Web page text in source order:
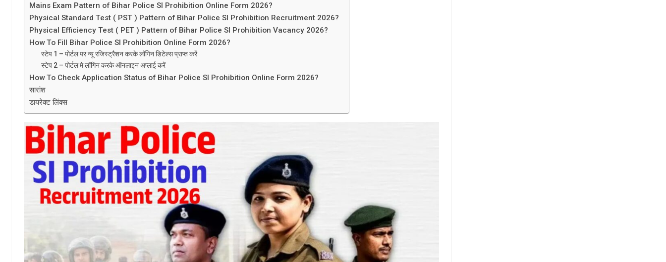
Mains Exam Pattern of Bihar Police SI Prohibition Online Form 2026?
Physical Standard Test ( PST ) Pattern of Bihar Police SI Prohibition Recruitment 2026?
Physical Efficiency Test ( PET ) Pattern of Bihar Police SI Prohibition Vacancy 2026?
How To Fill Bihar Police SI Prohibition Online Form 2026?
स्टेप 1 – पोर्टल पर न्यू रजिस्ट्रैशन करके लॉगिन डिटेल्स प्राप्त करें
स्टेप 2 – पोर्टल मे लॉगिन करके ऑनलाइन अप्लाई करें
How To Check Application Status of Bihar Police SI Prohibition Online Form 2026?
सारांश
डायरेक्ट लिंक्स